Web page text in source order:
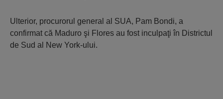
Ulterior, procurorul general al SUA, Pam Bondi, a
confirmat că Maduro şi Flores au fost inculpaţi în Districtul
de Sud al New York-ului.